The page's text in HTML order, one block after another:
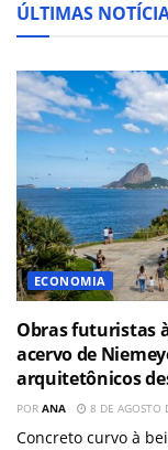
ÚLTIMAS
ECONOMIA
Obras futuristas
acervo de
arquitetônicos
POR ANA 8 DE AGOSTO
Concreto curvo à